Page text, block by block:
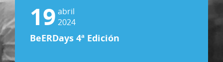
19 abril
2024
BeERDays 4ª Edición